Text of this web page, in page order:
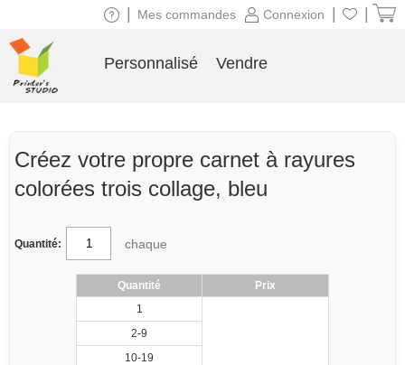
Créez votre propre carnet à rayures
colorées trois collage, bleu
Quantité: chaque
Quantité
Prix
1
2-9
10-19
Connexion
Mes commandes
Personnalisé Vendre